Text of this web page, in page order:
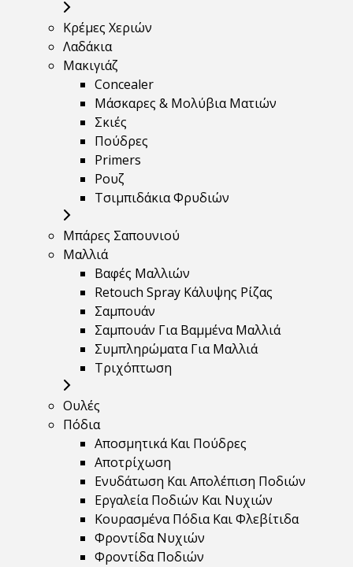
Κρέμες Χεριών
Λαδάκια
Μακιγιάζ
Concealer
Μάσκαρες & Μολύβια Ματιών
Σκιές
Πούδρες
Primers
Ρουζ
Τσιμπιδάκια Φρυδιών
Μπάρες Σαπουνιού
Μαλλιά
Βαφές Μαλλιών
Retouch Spray Κάλυψης Ρίζας
Σαμπουάν
Σαμπουάν Για Βαμμένα Μαλλιά
Συμπληρώματα Για Μαλλιά
Τριχόπτωση
Ουλές
Πόδια
Αποσμητικά Και Πούδρες
Αποτρίχωση
Ενυδάτωση Και Απολέπιση Ποδιών
Εργαλεία Ποδιών Και Νυχιών
Κουρασμένα Πόδια Και Φλεβίτιδα
Φροντίδα Νυχιών
Φροντίδα Ποδιών